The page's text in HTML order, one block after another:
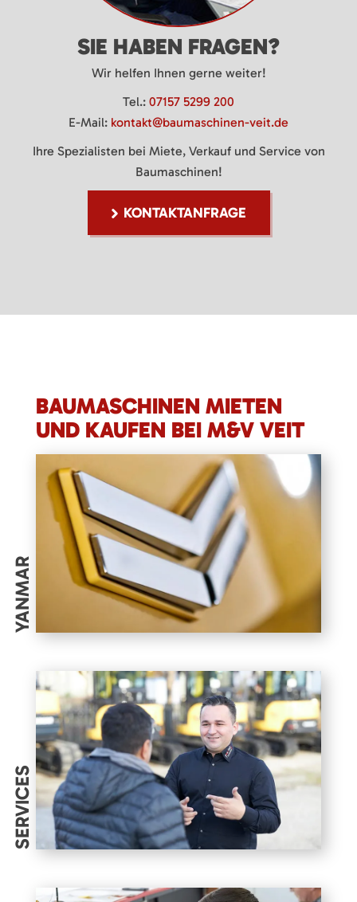
SIE HABEN FRAGEN?
Wir helfen Ihnen gerne weiter!
Tel.: 07157 5299 200
E-Mail: kontakt@baumaschinen-veit.de
Ihre Spezialisten bei Miete, Verkauf und Service von
Baumaschinen!
KONTAKTANFRAGE
BAUMASCHINEN MIETEN
UND KAUFEN BEI M&V VEIT
YANMAR
SERVICES